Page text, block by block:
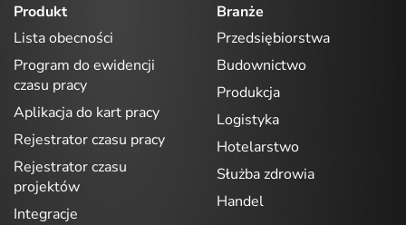
Produkt
Lista obecności
Program do ewidencji
czasu pracy
Aplikacja do kart pracy
Rejestrator czasu pracy
Rejestrator czasu
projektów
Integracje
Branże
Przedsiębiorstwa
Budownictwo
Produkcja
Logistyka
Hotelarstwo
Służba zdrowia
Handel